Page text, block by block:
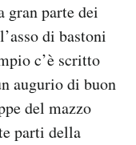
parte dei
di bastoni
c’è scritto
augurio di buon
del mazzo
parti della